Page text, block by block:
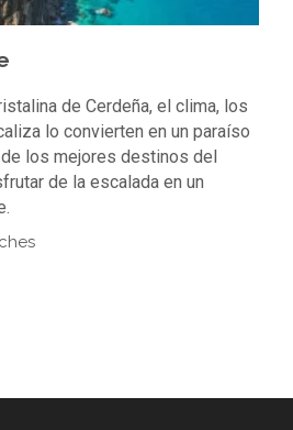
de Cerdeña, el clima, los
lo convierten en un paraíso
de los mejores destinos del
de la escalada en un